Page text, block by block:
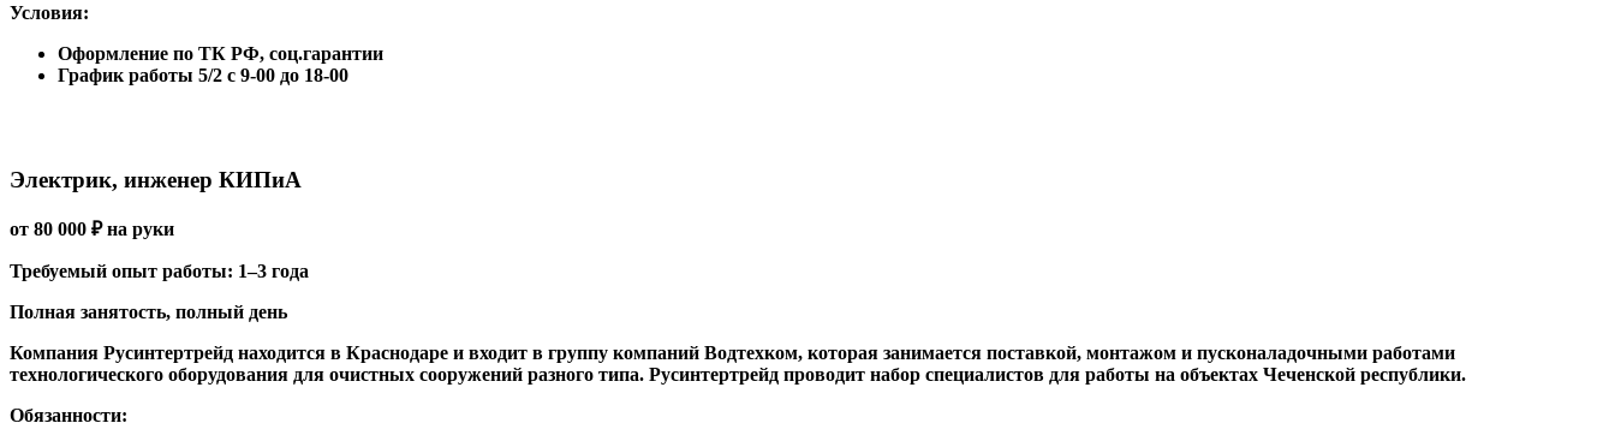
Условия:
Оформление по ТК РФ, соц.гарантии
График работы 5/2 с 9-00 до 18-00
Электрик, инженер КИПиА
от 80 000 ₽ на руки
Требуемый опыт работы: 1–3 года
Полная занятость, полный день
Компания Русинтертрейд находится в Краснодаре и входит в группу компаний Водтехком, которая занимается поставкой, монтажом и пусконаладочными работами
технологического оборудования для очистных сооружений разного типа. Русинтертрейд проводит набор специалистов для работы на объектах Чеченской республики.
Обязанности: